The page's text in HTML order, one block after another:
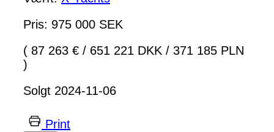
Pris: 975 000 SEK
( 87 263 € / 651 221 DKK / 371 185 PLN
)
Solgt 2024-11-06
Print